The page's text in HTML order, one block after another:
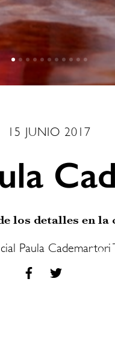
15 JUNIO 2017
los detalles en la
Paula